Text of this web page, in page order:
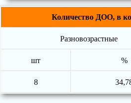
Количество ДОО, в
Разновозрастные
шт %
8